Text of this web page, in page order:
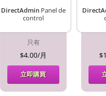
DirectAdmin Panel de
control
只有
$4.00/月
立即購買